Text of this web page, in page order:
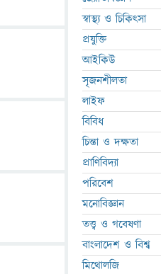
স্বাস্থ্য ও চিকিৎসা
প্রযুক্তি
আইকিউ
সৃজনশীলতা
লাইফ
বিবিধ
চিন্তা ও দক্ষতা
প্রাণিবিদ্যা
পরিবেশ
মনোবিজ্ঞান
তত্ত্ব ও গবেষণা
বাংলাদেশ ও বিশ্ব
মিথোলজি